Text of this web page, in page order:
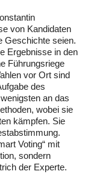
von Kandidaten
Geschichte seien.
Ergebnisse in den
Führungsriege
vor Ort sind
des
an das
wobei sie
kämpfen. Sie
Voting“ mit
sondern
der Experte.